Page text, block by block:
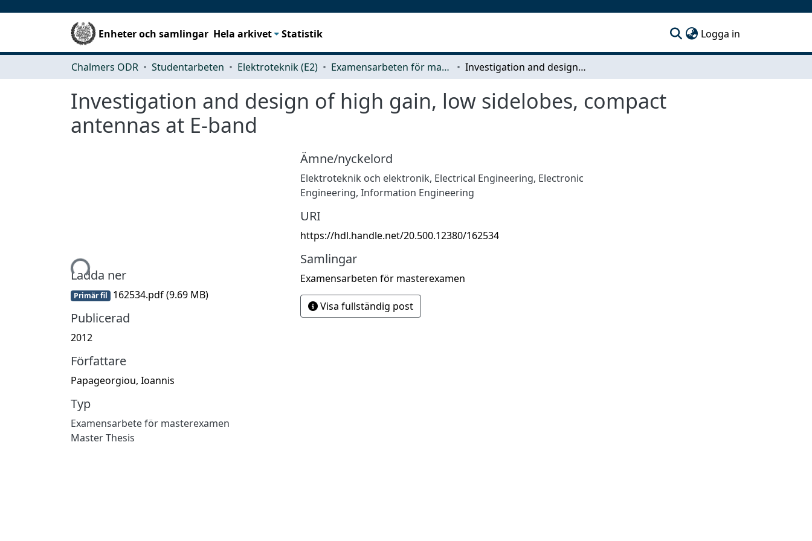
Enheter och samlingar Hela arkivet Statistik Logga in
Chalmers ODR Studentarbeten Elektroteknik (E2) Examensarbeten för masterexamen Investigation and design of high gain, low sidelobes, compact antennas at E-band
Investigation and design of high gain, low sidelobes, compact
antennas at E-band
Hämtar...Ladda ner
Primär fil 162534.pdf(9.69 MB)
Publicerad
2012
Författare
Papageorgiou, Ioannis
Typ
Examensarbete för masterexamen
Master Thesis
Ämne/nyckelord
Elektroteknik och elektronik, Electrical Engineering, Electronic
Engineering, Information Engineering
URI
https://hdl.handle.net/20.500.12380/162534
Samlingar
Examensarbeten för masterexamen
Visa fullständig post